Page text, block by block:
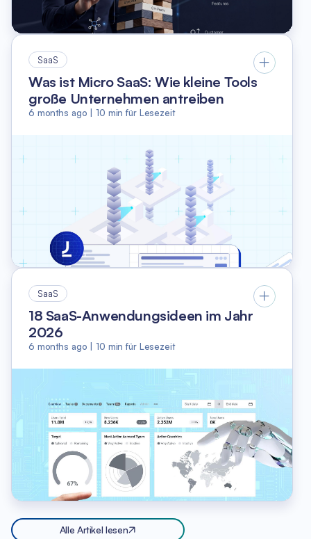
SaaS
Was ist Micro SaaS: Wie kleine Tools
große Unternehmen antreiben
6 months ago |10 min für Lesezeit
SaaS
18 SaaS-Anwendungsideen im Jahr
2026
6 months ago |10 min für Lesezeit
Alle Artikel lesen